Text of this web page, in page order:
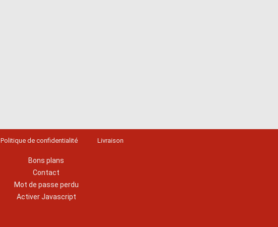
Politique de confidentialité Livraison
Bons plans
Contact
Mot de passe perdu
Activer Javascript